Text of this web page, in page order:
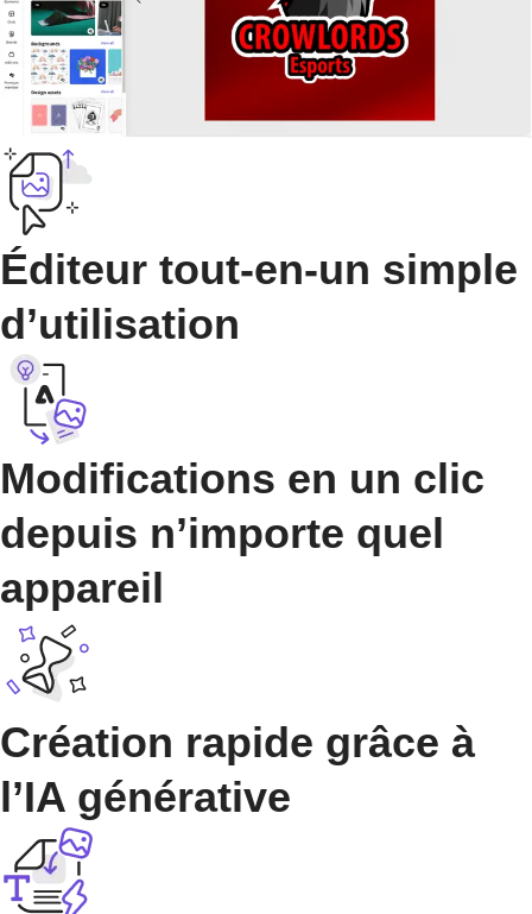
Éditeur tout-en-un simple
d’utilisation
Modifications en un clic
depuis n’importe quel
appareil
Création rapide grâce à
l’IA générative